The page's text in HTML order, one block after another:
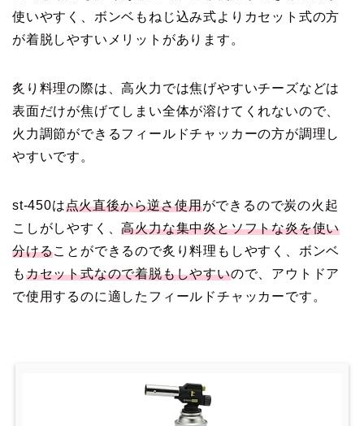
使いやすく、ボンベもねじ込み式よりカセット式の方
が着脱しやすいメリットがあります。
炙り料理の際は、高火力では焦げやすいチーズなどは
表面だけが焦げてしまい全体が溶けてくれないので、
火力調節ができるフィールドチャッカーの方が調理し
やすいです。
st-450は点火直後から逆さ使用ができるので炭の火起
こしがしやすく、高火力な集中炎とソフトな炎を使い
分けることができるので炙り料理もしやすく、ボンベ
もカセット式なので着脱もしやすいので、アウトドア
で使用するのに適したフィールドチャッカーです。